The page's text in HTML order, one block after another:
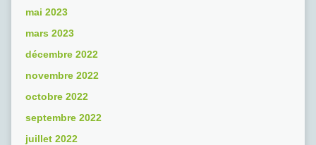
mai 2023
mars 2023
décembre 2022
novembre 2022
octobre 2022
septembre 2022
juillet 2022